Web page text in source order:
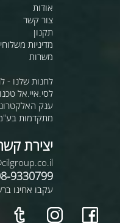
אודות
צור קשר
תקנון
מדיניות
משרות
לחנות שלנו -
לסי.איי.אל
ענק
מתקדמות
יצירת
9330799
עקבו אחינו